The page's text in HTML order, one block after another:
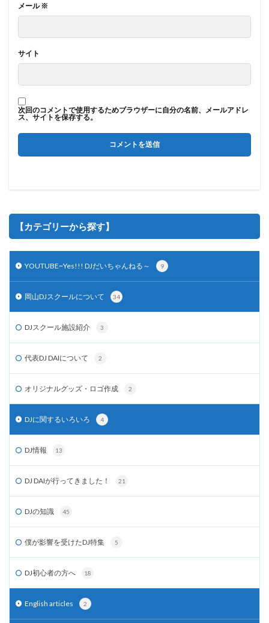
メール※
サイト
次回のコメントで使用するためブラウザーに自分の名前、メールアドレ
ス、サイトを保存する。
【カテゴリーから探す】
YOUTUBE~Yes!!! DJだいちゃんねる～ 9
岡山DJスクールについて 34
DJスクール施設紹介 3
代表DJ DAIについて 2
オリジナルグッズ・ロゴ作成 2
DJに関するいろいろ 4
DJ情報 13
DJ DAIが行ってきました！ 21
DJの知識 45
僕が影響を受けたDJ特集 5
DJ初心者の方へ 18
English articles 2